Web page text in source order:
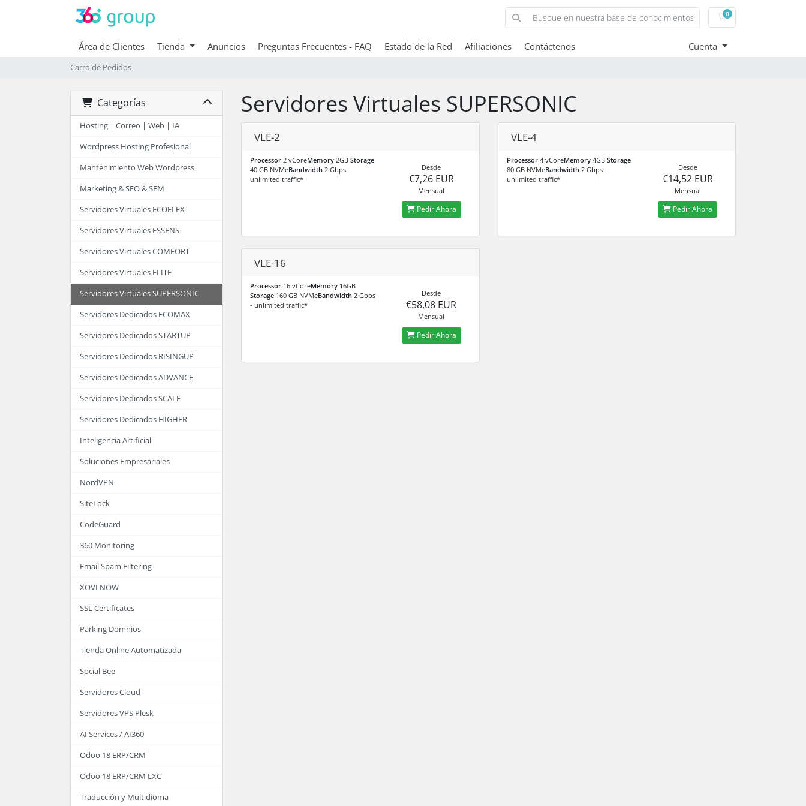
0Carro de Pedidos
Área de Clientes Tienda Anuncios Preguntas Frecuentes - FAQ Estado de la Red Afiliaciones Contáctenos Cuenta
Carro de Pedidos
Categorías
Hosting | Correo | Web | IA
Wordpress Hosting Profesional
Mantenimiento Web Wordpress
Marketing & SEO & SEM
Servidores Virtuales ECOFLEX
Servidores Virtuales ESSENS
Servidores Virtuales COMFORT
Servidores Virtuales ELITE
Servidores Virtuales SUPERSONIC
Servidores Dedicados ECOMAX
Servidores Dedicados STARTUP
Servidores Dedicados RISINGUP
Servidores Dedicados ADVANCE
Servidores Dedicados SCALE
Servidores Dedicados HIGHER
Inteligencia Artificial
Soluciones Empresariales
NordVPN
SiteLock
CodeGuard
360 Monitoring
Email Spam Filtering
XOVI NOW
SSL Certificates
Parking Domnios
Tienda Online Automatizada
Social Bee
Servidores Cloud
Servidores VPS Plesk
AI Services / AI360
Odoo 18 ERP/CRM
Odoo 18 ERP/CRM LXC
Traducción y Multidioma
Servidores Virtuales SUPERSONIC
VLE-2
Processor 2 vCoreMemory 2GB Storage
40 GB NVMeBandwidth 2 Gbps -
unlimited traffic*
Desde
€7,26 EUR
Mensual
Pedir Ahora
VLE-4
Processor4 vCoreMemory4GB Storage
80 GB NVMeBandwidth2 Gbps -
unlimited traffic*
Desde
€14,52 EUR
Mensual
Pedir Ahora
VLE-16
Processor 16 vCoreMemory 16GB
Storage 160 GB NVMeBandwidth 2 Gbps
- unlimited traffic*
Desde
€58,08 EUR
Mensual
Pedir Ahora